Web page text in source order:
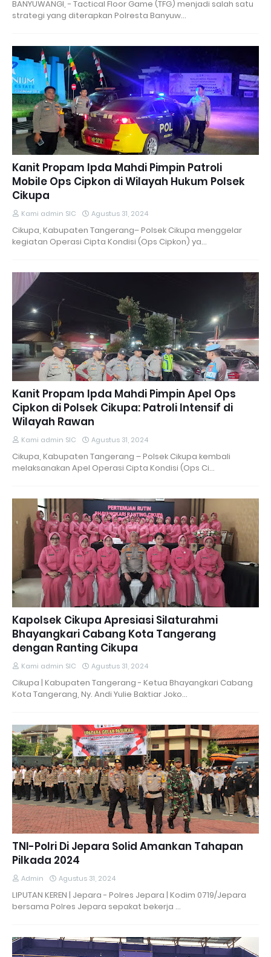
BANYUWANGI, - Tactical Floor Game (TFG) menjadi salah satu
strategi yang diterapkan Polresta Banyuw…
Kanit Propam Ipda Mahdi Pimpin Patroli
Mobile Ops Cipkon di Wilayah Hukum Polsek
Cikupa
Kami admin SIC Agustus 31, 2024
Cikupa, Kabupaten Tangerang– Polsek Cikupa menggelar
kegiatan Operasi Cipta Kondisi (Ops Cipkon) ya…
Kanit Propam Ipda Mahdi Pimpin Apel Ops
Cipkon di Polsek Cikupa: Patroli Intensif di
Wilayah Rawan
Kami admin SIC Agustus 31, 2024
Cikupa, Kabupaten Tangerang – Polsek Cikupa kembali
melaksanakan Apel Operasi Cipta Kondisi (Ops Ci…
Kapolsek Cikupa Apresiasi Silaturahmi
Bhayangkari Cabang Kota Tangerang
dengan Ranting Cikupa
Kami admin SIC Agustus 31, 2024
Cikupa | Kabupaten Tangerang - Ketua Bhayangkari Cabang
Kota Tangerang, Ny. Andi Yulie Baktiar Joko…
TNI-Polri Di Jepara Solid Amankan Tahapan
Pilkada 2024
Admin Agustus 31, 2024
LIPUTAN KEREN | Jepara - Polres Jepara | Kodim 0719/Jepara
bersama Polres Jepara sepakat bekerja …